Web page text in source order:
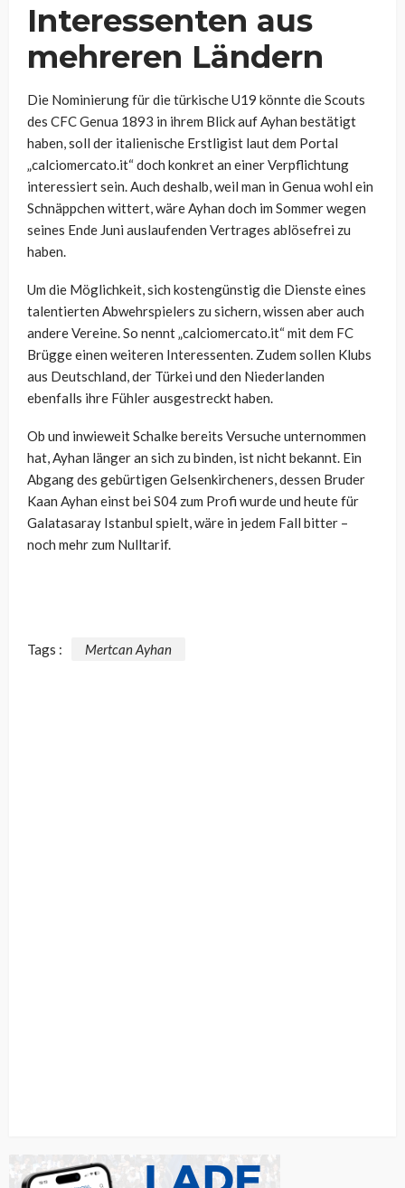
Interessenten aus
mehreren Ländern
Die Nominierung für die türkische U19 könnte die Scouts
des CFC Genua 1893 in ihrem Blick auf Ayhan bestätigt
haben, soll der italienische Erstligist laut dem Portal
„calciomercato.it“ doch konkret an einer Verpflichtung
interessiert sein. Auch deshalb, weil man in Genua wohl ein
Schnäppchen wittert, wäre Ayhan doch im Sommer wegen
seines Ende Juni auslaufenden Vertrages ablösefrei zu
haben.
Um die Möglichkeit, sich kostengünstig die Dienste eines
talentierten Abwehrspielers zu sichern, wissen aber auch
andere Vereine. So nennt „calciomercato.it“ mit dem FC
Brügge einen weiteren Interessenten. Zudem sollen Klubs
aus Deutschland, der Türkei und den Niederlanden
ebenfalls ihre Fühler ausgestreckt haben.
Ob und inwieweit Schalke bereits Versuche unternommen
hat, Ayhan länger an sich zu binden, ist nicht bekannt. Ein
Abgang des gebürtigen Gelsenkircheners, dessen Bruder
Kaan Ayhan einst bei S04 zum Profi wurde und heute für
Galatasaray Istanbul spielt, wäre in jedem Fall bitter –
noch mehr zum Nulltarif.
Tags : Mertcan Ayhan